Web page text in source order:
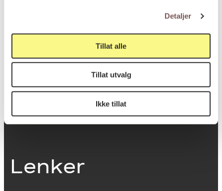
Detaljer
Tillat alle
Tillat utvalg
Ikke tillat
Viktig info
Utbetaling og fakturering
Om opphavsrett
Dokumentasjonsskjema
Last ned logo
Lenker